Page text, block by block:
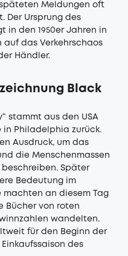
Meldungen oft
Der Ursprung des
in den 1950er Jahren in
das Verkehrschaos
Händler.
Black
stammt aus den USA
in Philadelphia zurück.
Ausdruck, um das
die Menschenmassen
beschreiben. Später
Bedeutung im
machten an diesem Tag
Bücher von roten
wandelten.
für den Beginn der
des